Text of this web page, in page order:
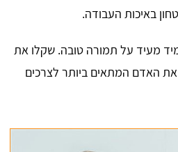
באיכות העבודה.
מעיד על תמורה טובה. שקלו את
את האדם המתאים ביותר לצרכים